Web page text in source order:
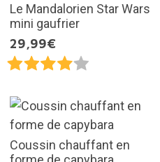
Le Mandalorien Star Wars
mini gaufrier
29,99€
Coussin chauffant en